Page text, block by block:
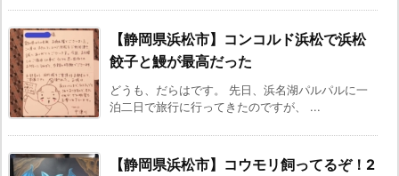
【静岡県浜松市】コンコルド浜松で浜松
餃子と鰻が最高だった
どうも、だらはです。 先日、浜名湖パルパルに一
泊二日で旅行に行ってきたのですが、 ...
【静岡県浜松市】コウモリ飼ってるぞ！2